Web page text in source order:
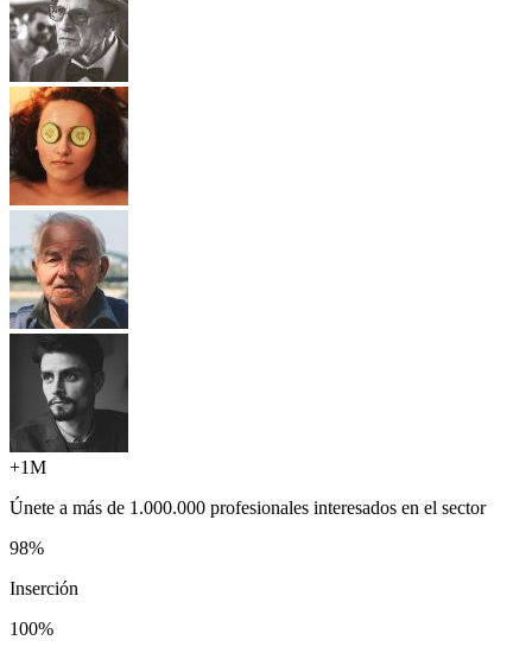
+1M
Únete a más de 1.000.000 profesionales interesados en el sector
98%
Inserción
100%